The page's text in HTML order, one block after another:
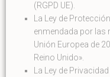
(RGPD UE).
La Ley de
enmendada por las
Unión Europea de
Reino Unido».
La Ley de